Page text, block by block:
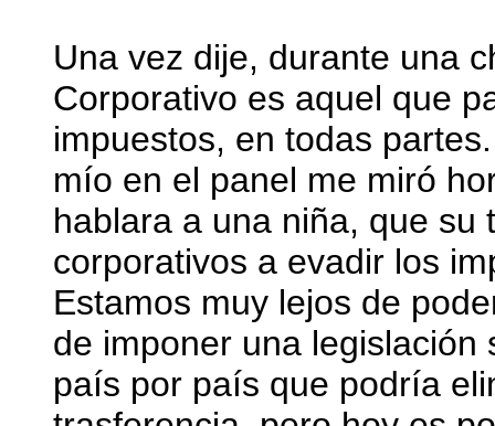
Una vez dije, durante una
Corporativo es aquel que
impuestos, en todas
mío en el panel me miró
hablara a una niña, que su
corporativos a evadir los
Estamos muy lejos de
de imponer una
país por país que podría